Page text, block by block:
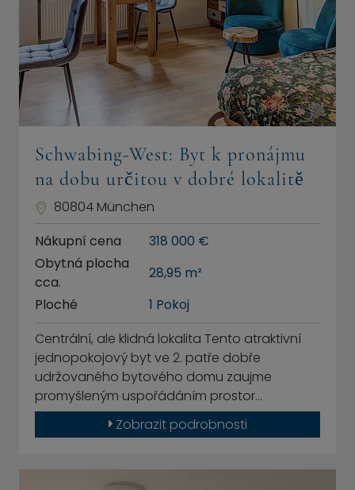
Schwabing-West: Byt k pronájmu
na dobu určitou v dobré lokalitě
80804 München
Nákupní cena
318 000 €
Obytná plocha
cca.
28,95 m²
Ploché
1 Pokoj
Centrální, ale klidná lokalita Tento atraktivní
jednopokojový byt ve 2. patře dobře
udržovaného bytového domu zaujme
promyšleným uspořádáním prostor…
Zobrazit podrobnosti